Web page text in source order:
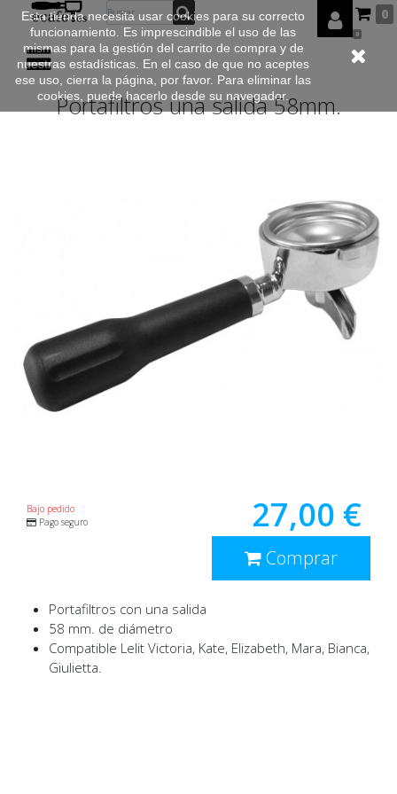
0
0
Portafiltros una salida 58mm.
Bajo pedido
Pago seguro
27,00 €
Comprar
Portafiltros con una salida
58 mm. de diámetro
Compatible Lelit Victoria, Kate, Elizabeth, Mara, Bianca,
Giulietta.
Esta tienda necesita usar cookies para su correcto
funcionamiento. Es imprescindible el uso de las
mismas para la gestión del carrito de compra y de
nuestras estadísticas. En el caso de que no aceptes
ese uso, cierra la página, por favor. Para eliminar las
cookies, puede hacerlo desde su navegador.